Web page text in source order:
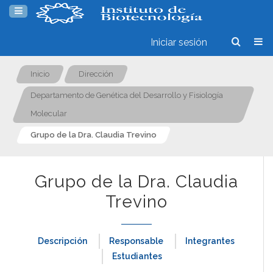
Iniciar sesión
Inicio Dirección
Departamento de Genética del Desarrollo y Fisiología
Molecular
Grupo de la Dra. Claudia Trevino
Grupo de la Dra. Claudia
Trevino
Descripción Responsable
Integrantes
Estudiantes